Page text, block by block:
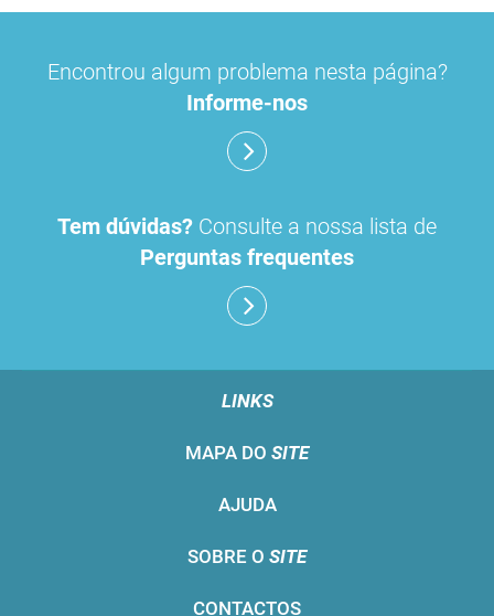
Encontrou algum problema nesta página?
Informe-nos
Tem dúvidas? Consulte a nossa lista de
Perguntas frequentes
LINKS
MAPA DO SITE
AJUDA
SOBRE O SITE
CONTACTOS